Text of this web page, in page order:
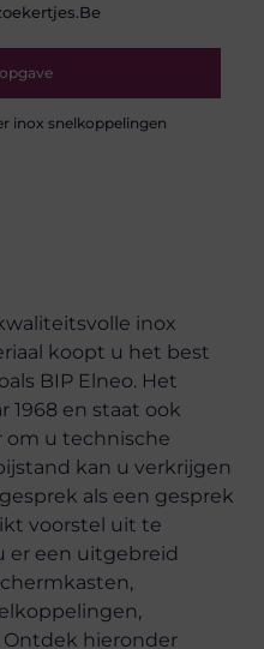
inox snelkoppelingen
inox
koopt u het best
BIP Elneo. Het
1968 en staat ook
om u technische
kan u verkrijgen
als een gesprek
voorstel uit te
er een uitgebreid
hieronder